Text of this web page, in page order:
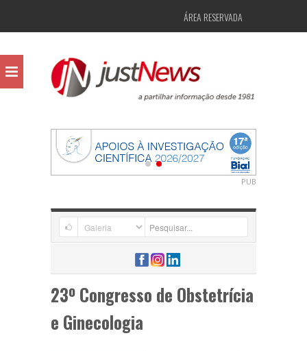
ÁREA RESERVADA
PUB
23º Congresso de Obstetrícia
e Ginecologia